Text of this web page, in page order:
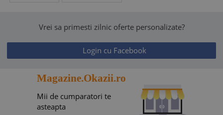
Vrei sa primesti zilnic oferte personalizate?
Login cu Facebook
Magazine.Okazii.ro
Mii de cumparatori te
asteapta